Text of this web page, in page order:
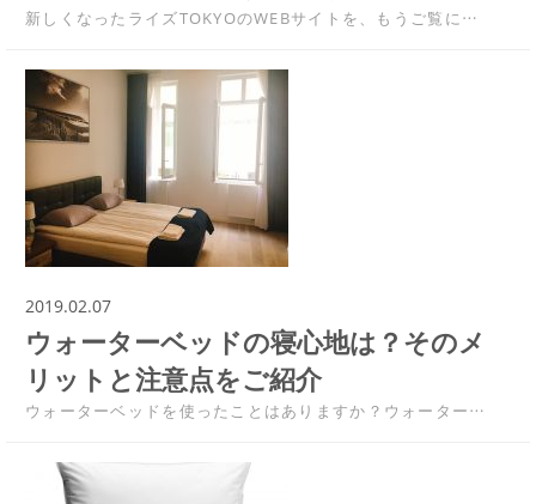
新しくなったライズTOKYOのWEBサイトを、もうご覧に…
2019.02.07
ウォーターベッドの寝心地は？そのメ
リットと注意点をご紹介
ウォーターベッドを使ったことはありますか？ウォーター…